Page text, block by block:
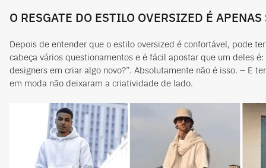
O RESGATE DO ESTILO OVERSIZED É
Depois de entender que o estilo oversized é confortável, pode
cabeça vários questionamentos e é fácil apostar que um deles
designers em criar algo novo?”. Absolutamente não é isso. – E
em moda não deixaram a criatividade de lado.